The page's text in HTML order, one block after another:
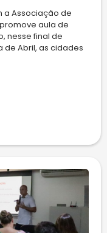
a Associação de
aula de
nesse final de
de Abril, as cidades